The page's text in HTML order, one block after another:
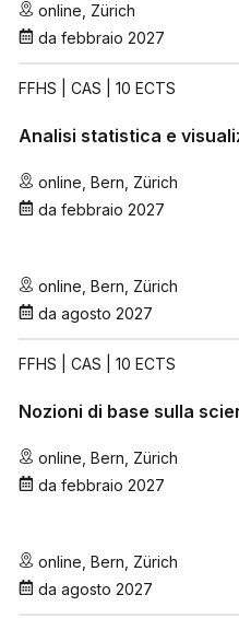
online Zürich
da febbraio 2027
FFHS | CAS | 10 ECTS
Analisi statistica e
online Bern Zürich
da febbraio 2027
online Bern Zürich
da agosto 2027
FFHS | CAS | 10 ECTS
Nozioni di base sulla
online Bern Zürich
da febbraio 2027
online Bern Zürich
da agosto 2027